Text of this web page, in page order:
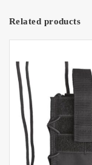
Related products